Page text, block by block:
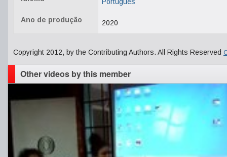
Ano de produção 2020
Copyright 2012, by the Contributing Authors. All Rights Reserved
Other videos by this member